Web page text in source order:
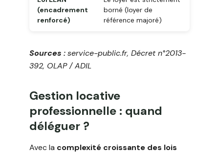
(encadrement
renforcé)
borné (loyer de
référence majoré)
Sources :service-public.fr, Décret n°2013-
392, OLAP / ADIL
Gestion locative
professionnelle : quand
déléguer ?
Avec la complexité croissante des lois